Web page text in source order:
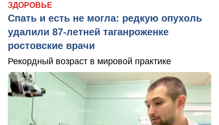
ЗДОРОВЬЕ
Спать и есть не могла: редкую опухоль
удалили 87-летней таганроженке
ростовские врачи
Рекордный возраст в мировой практике